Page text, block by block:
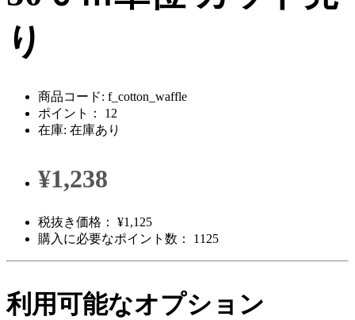
り
商品コード: f_cotton_waffle
ポイント： 12
在庫: 在庫あり
¥1,238
税抜き価格： ¥1,125
購入に必要なポイント数： 1125
利用可能なオプション